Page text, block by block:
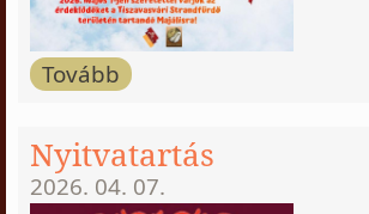
Tovább
Nyitvatartás
2026. 04. 07.